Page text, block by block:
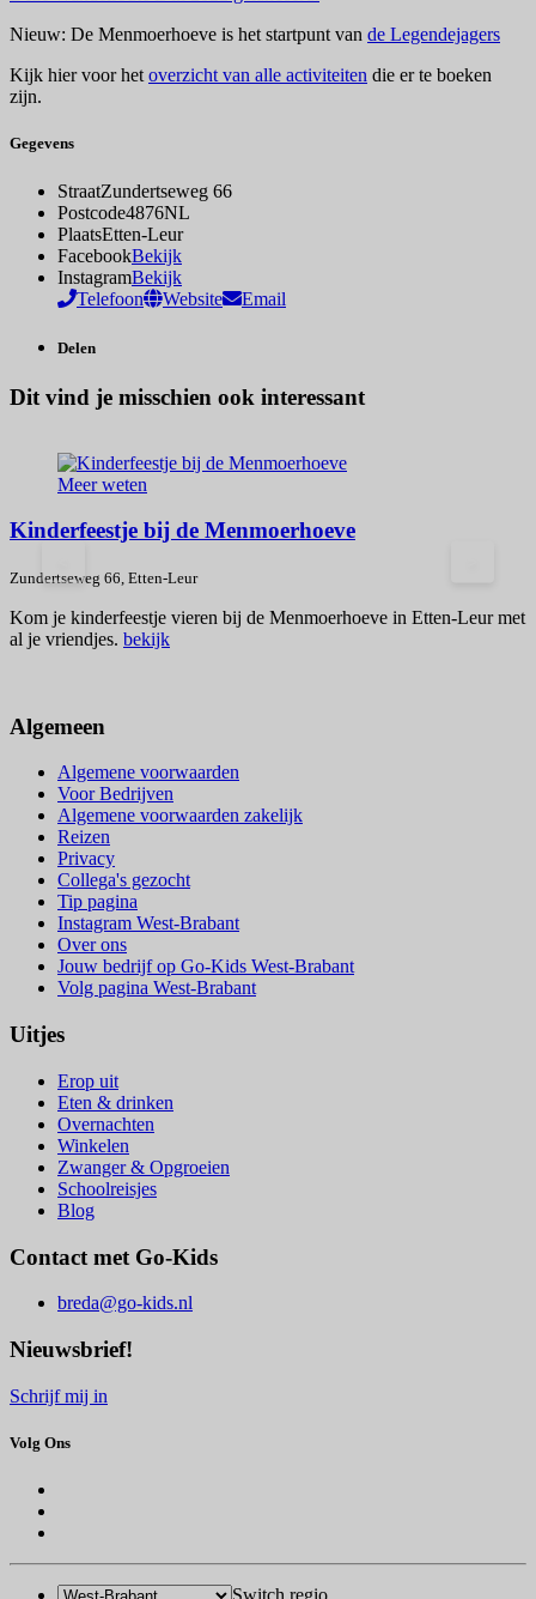
Nieuw: De Menmoerhoeve is het startpunt van de Legendejagers
Kijk hier voor het overzicht van alle activiteiten die er te boeken
zijn.
Gegevens
StraatZundertseweg 66
Postcode4876NL
PlaatsEtten-Leur
FacebookBekijk
InstagramBekijk
Telefoon
Website Email
Delen
Dit vind je misschien ook interessant
Meer weten
Kinderfeestje bij de Menmoerhoeve
Zundertseweg 66, Etten-Leur
Kom je kinderfeestje vieren bij de Menmoerhoeve in Etten-Leur met
al je vriendjes. bekijk
Algemeen
Algemene voorwaarden
Voor Bedrijven
Algemene voorwaarden zakelijk
Reizen
Privacy
Collega's gezocht
Tip pagina
Instagram West-Brabant
Over ons
Jouw bedrijf op Go-Kids West-Brabant
Volg pagina West-Brabant
Uitjes
Erop uit
Eten & drinken
Overnachten
Winkelen
Zwanger & Opgroeien
Schoolreisjes
Blog
Contact met Go-Kids
breda@go-kids.nl
Nieuwsbrief!
Schrijf mij in
Volg Ons